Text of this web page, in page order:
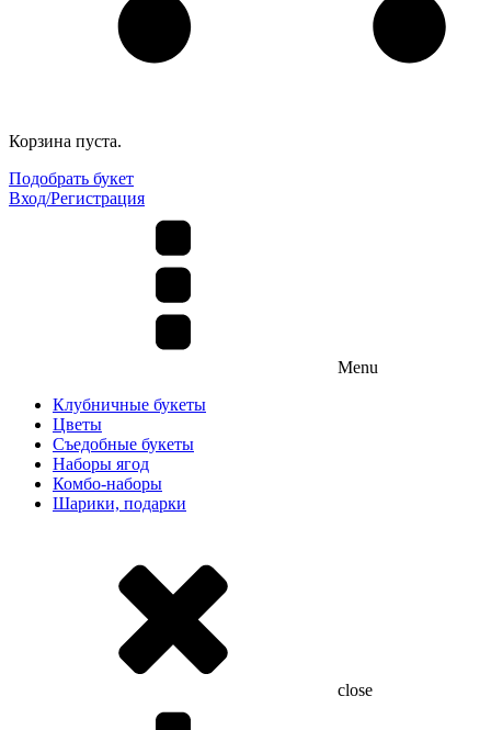
Корзина пуста.
Подобрать букет
Вход/Регистрация
Menu
Клубничные букеты
Цветы
Съедобные букеты
Наборы ягод
Комбо-наборы
Шарики, подарки
close